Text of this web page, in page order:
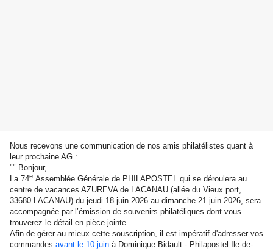
Nous recevons une communication de nos amis philatélistes quant à
leur prochaine AG :
"" Bonjour,
La 74e Assemblée Générale de PHILAPOSTEL qui se déroulera au
centre de vacances AZUREVA de LACANAU (allée du Vieux port,
33680 LACANAU) du jeudi 18 juin 2026 au dimanche 21 juin 2026, sera
accompagnée par l’émission de souvenirs philatéliques dont vous
trouverez le détail en pièce-jointe.
Afin de gérer au mieux cette souscription, il est impératif d'adresser vos
commandes avant le 10 juin à Dominique Bidault - Philapostel Ile-de-